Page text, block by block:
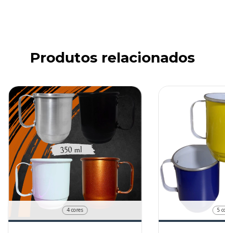
Produtos relacionados
4 cores 5